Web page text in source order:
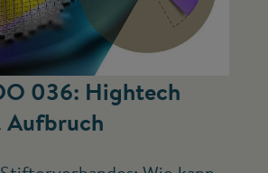
036: Hightech
Aufbruch